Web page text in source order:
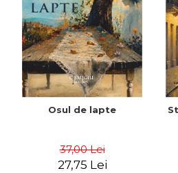
Osul de lapte
37,00 Lei
27,75 Lei